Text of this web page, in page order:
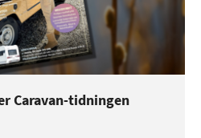
Caravan-tidningen